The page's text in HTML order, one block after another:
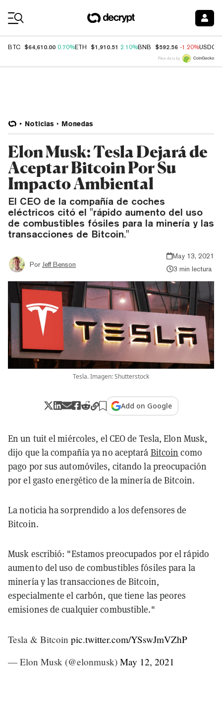
BTC $64,610.00 0.70%ETH $1,910.51 2.10%BNB $592.56 -1.20%USDC
Price data by
Noticias Monedas
Elon Musk: Tesla Dejará de
Aceptar Bitcoin Por Su
Impacto Ambiental
El CEO de la compañía de coches
eléctricos citó el "rápido aumento del uso
de combustibles fósiles para la minería y las
transacciones de Bitcoin."
Por Jeff Benson
May 13, 2021
3 min lectura
Tesla. Imagen: Shutterstock
Add on Google
En un tuit el miércoles, el CEO de Tesla, Elon Musk,
dijo que la compañía ya no aceptará Bitcoin como
pago por sus automóviles, citando la preocupación
por el gasto energético de la minería de Bitcoin.
La noticia ha sorprendido a los defensores de
Bitcoin.
Musk escribió: "Estamos preocupados por el rápido
aumento del uso de combustibles fósiles para la
minería y las transacciones de Bitcoin,
especialmente el carbón, que tiene las peores
emisiones de cualquier combustible."
Tesla & Bitcoin pic.twitter.com/YSswJmVZhP
— Elon Musk (@elonmusk) May 12, 2021